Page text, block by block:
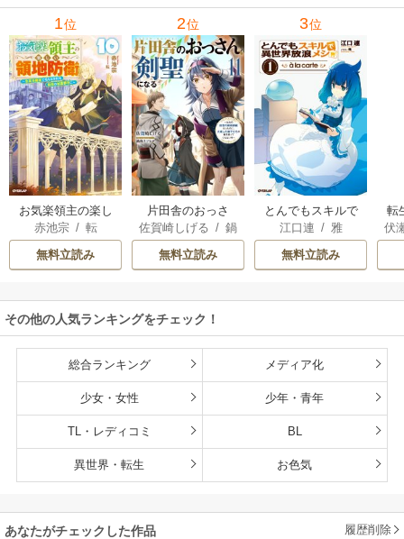
里可子
水凛子
1位
お気楽領主の楽し
い領地防衛
赤池宗/ 転
無料立読み
2位
片田舎のおっさ
ん、剣聖になる
～ただの田舎の剣
術師範だったの
たちが俺を放って
くれない件～
佐賀崎しげる /鍋
島テツヒロ
無料立読み
3位
とんでもスキルで
異世界放浪メシ
江口連 / 雅
無料立読み
転
伏
その他の人気ランキングをチェック！
総合ランキング メディア化
少女・女性 少年・青年
TL・レディコミ BL
異世界・転生 お色気
あなたがチェックした作品 履歴削除